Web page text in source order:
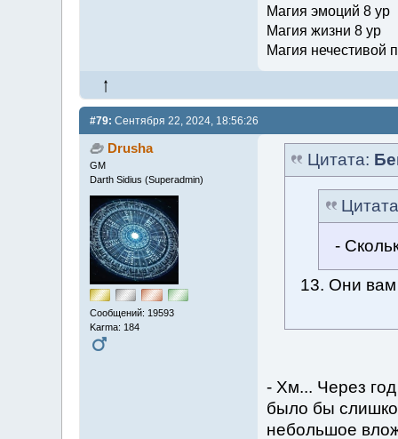
Магия эмоций 8 ур
Магия жизни 8 ур
Магия нечестивой
#79: Сентября 22, 2024, 18:56:26
Drusha
GM
Darth Sidius (Superadmin)
Сообщений: 19593
Karma: 184
Цитата:
-
13. Они вам
- Хм... Через
было бы
небольшое